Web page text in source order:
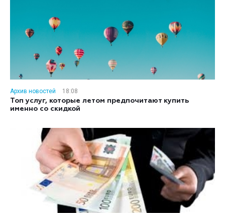
Архив новостей
18:08
Топ услуг, которые летом предпочитают купить
именно со скидкой